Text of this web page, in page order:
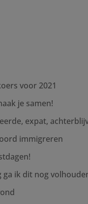
voor 2021
je samen!
expat,
immigreren
ga ik dit nog